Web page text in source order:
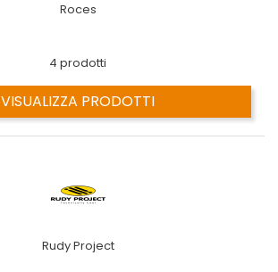
Roces
4 prodotti
VISUALIZZA PRODOTTI
Rudy Project